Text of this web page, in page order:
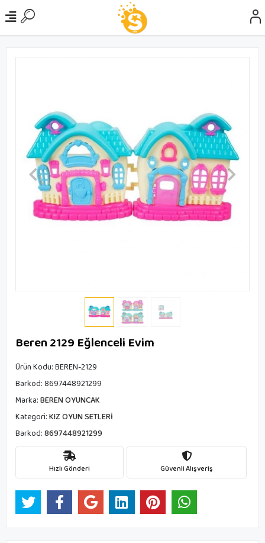
Beren 2129 Eğlenceli Evim
Ürün Kodu:BEREN-2129
Barkod:8697448921299
Marka:BEREN OYUNCAK
Kategori:KIZ OYUN SETLERİ
Barkod:8697448921299
Hızlı Gönderi Güvenli Alışveriş